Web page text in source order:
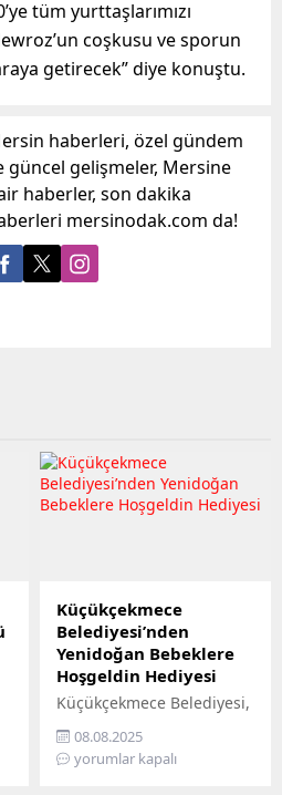
tüm yurttaşlarımızı
coşkusu ve sporun
getirecek” diye konuştu.
haberleri, özel gündem
güncel gelişmeler, Mersine
haberler, son dakika
mersinodak.com da!
Küçükçekmece
Belediyesi’nden
Yenidoğan Bebeklere
Hoşgeldin Hediyesi
Küçükçekmece Belediyesi,
‘Yenidoğan Bebek Seti’ ile
bebek sahibi olan ailelerin
yüzünü güldürüyor. Bu
08.08.2025
yorumlar kapalı